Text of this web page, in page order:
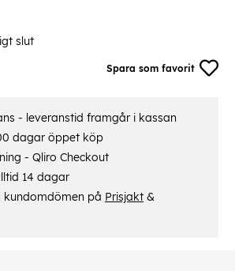
Spara som favorit
slut
- leveranstid framgår i kassan
dagar öppet köp
- Qliro Checkout
14 dagar
kundomdömen på Prisjakt &